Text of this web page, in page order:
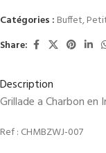
Catégories : Buffet,
Share:
Description
Grillade a Charbon en
Ref : CHMBZWJ-007